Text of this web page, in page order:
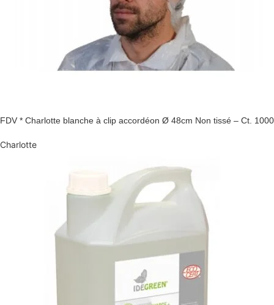
FDV * Charlotte blanche à clip accordéon Ø 48cm Non tissé – Ct. 1000
Charlotte